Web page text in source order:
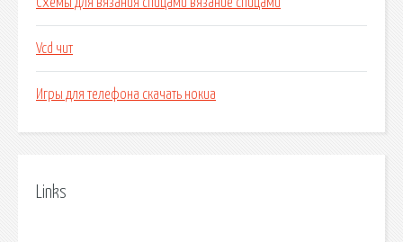
Схемы для вязания спицами вязание спицами
Vcd чит
Игры для телефона скачать нокиа
Links